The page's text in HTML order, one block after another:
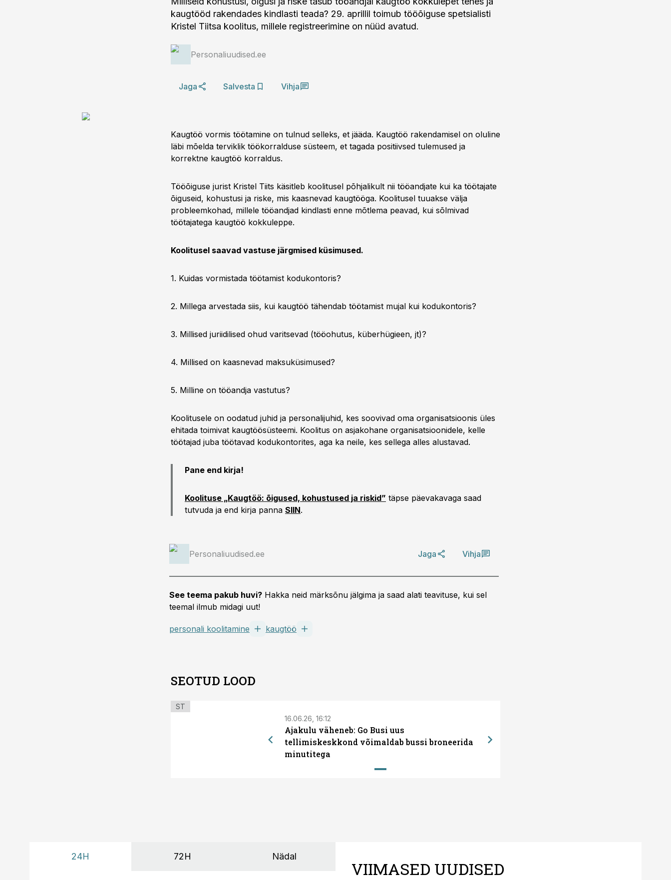
kaugtööd rakendades kindlasti teada? 29. aprillil toimub tööõiguse spetsialisti
Kristel Tiitsa koolitus, millele registreerimine on nüüd avatud.
Personaliuudised.ee
Jaga Salvesta Vihja
Kaugtöö vormis töötamine on tulnud selleks, et jääda. Kaugtöö rakendamisel on oluline
läbi mõelda terviklik töökorralduse süsteem, et tagada positiivsed tulemused ja
korrektne kaugtöö korraldus.
Tööõiguse jurist Kristel Tiits käsitleb koolitusel põhjalikult nii tööandjate kui ka töötajate
õiguseid, kohustusi ja riske, mis kaasnevad kaugtööga. Koolitusel tuuakse välja
probleemkohad, millele tööandjad kindlasti enne mõtlema peavad, kui sõlmivad
töötajatega kaugtöö kokkuleppe.
Koolitusel saavad vastuse järgmised küsimused.
1. Kuidas vormistada töötamist kodukontoris?
2. Millega arvestada siis, kui kaugtöö tähendab töötamist mujal kui kodukontoris?
3. Millised juriidilised ohud varitsevad (tööohutus, küberhügieen, jt)?
4. Millised on kaasnevad maksuküsimused?
5. Milline on tööandja vastutus?
Koolitusele on oodatud juhid ja personalijuhid, kes soovivad oma organisatsioonis üles
ehitada toimivat kaugtöösüsteemi. Koolitus on asjakohane organisatsioonidele, kelle
töötajad juba töötavad kodukontorites, aga ka neile, kes sellega alles alustavad.
Pane end kirja!
Koolituse „Kaugtöö: õigused, kohustused ja riskid” täpse päevakavaga saad
tutvuda ja end kirja panna SIIN.
Personaliuudised.ee Jaga Vihja
See teema pakub huvi? Hakka neid märksõnu jälgima ja saad alati teavituse, kui sel
teemal ilmub midagi uut!
personali koolitamine kaugtöö
SEOTUD LOOD
ST
16.06.26, 16:12
Ajakulu väheneb: Go Busi uus
tellimiskeskkond võimaldab bussi broneerida
minutitega
24H 72H Nädal
VIIMASED UUDISED